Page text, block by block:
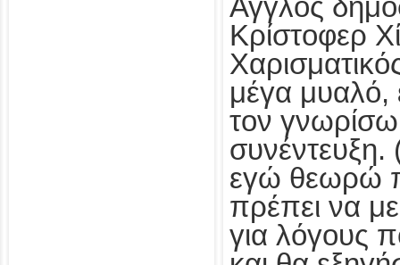
Αγγλος
Κρίστοφερ
μέγα μυαλό,
τον
συνέντευξη.
εγώ θεωρώ
πρέπει να
για λόγους